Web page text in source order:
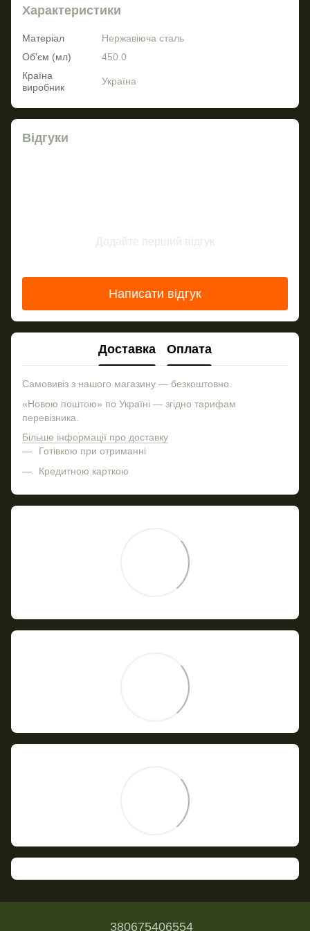
Характеристики
Матеріал
Нержавіюча сталь
Об'єм (мл)
450.0
Країна
виробник
Україна
Відгуки
Додайте перший відгук
Написати відгук
Доставка Оплата
Самовивіз з нашого магазину — безкоштовно.
«Новою поштою» по Україні — згідно тарифам
перевізника.
Більше інформації про доставку
Готівкою при отриманні
Кредитною карткою
380675406554